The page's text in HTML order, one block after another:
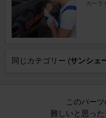
カーラ
同じカテゴリー (サンシェ
このパー
難しいと思った